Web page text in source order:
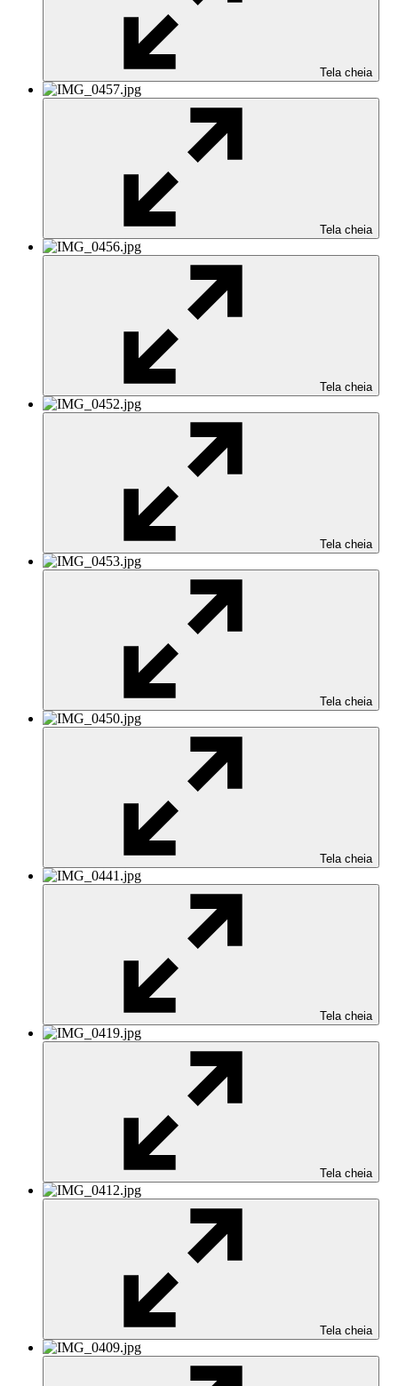
Tela cheia
Tela cheia
Tela cheia
Tela cheia
Tela cheia
Tela cheia
Tela cheia
Tela cheia
Tela cheia